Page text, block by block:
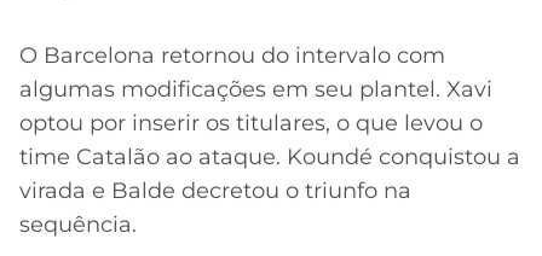
O Barcelona retornou do intervalo com
algumas modificações em seu plantel. Xavi
optou por inserir os titulares, o que levou o
time Catalão ao ataque. Koundé conquistou a
virada e Balde decretou o triunfo na
sequência.